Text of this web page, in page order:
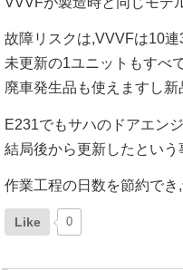
故障リスクは,VVVFは10
未更新の1ユニットもすべ
廃車発生品も使えますし
E231でもサハのドアエン
結局後から更新したとい
作業工程の日数を節約で
Like 0